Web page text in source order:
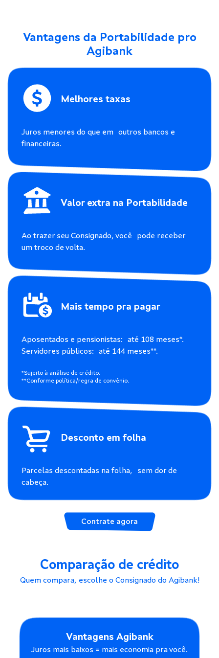
Vantagens da Portabilidade pro
Agibank
Melhores taxas
Juros menores do que em outros bancos e
financeiras.
Valor extra na Portabilidade
Ao trazer seu Consignado, você pode receber
um troco de volta.
Mais tempo pra pagar
Aposentados e pensionistas: até 108 meses*.
Servidores públicos: até 144 meses**.
*Sujeito à análise de crédito.
**Conforme política/regra de convênio.
Desconto em folha
Parcelas descontadas na folha, sem dor de
cabeça.
Contrate agora
Comparação de crédito
Quem compara, escolhe o Consignado do Agibank!
Vantagens Agibank
Juros mais baixos = mais economia pra você.